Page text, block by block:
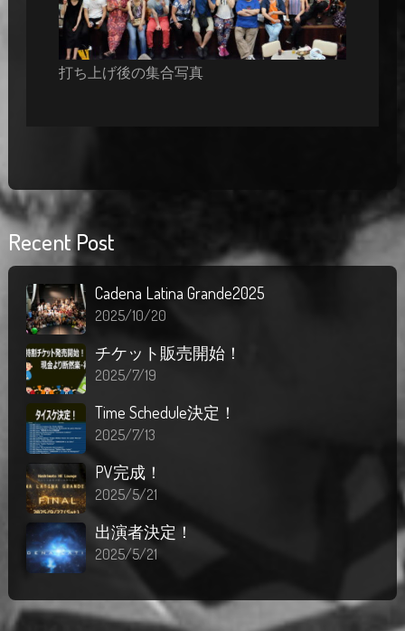
打ち上げ後の集合写真
Recent Post
Cadena Latina Grande2025
2025/10/20
チケット販売開始！
2025/7/19
Time Schedule決定！
2025/7/13
PV完成！
2025/5/21
出演者決定！
2025/5/21